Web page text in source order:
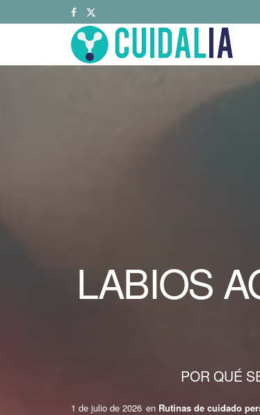
LABIOS
POR QUÉ
1 de julio de 2026 en Rutinas de cuidado